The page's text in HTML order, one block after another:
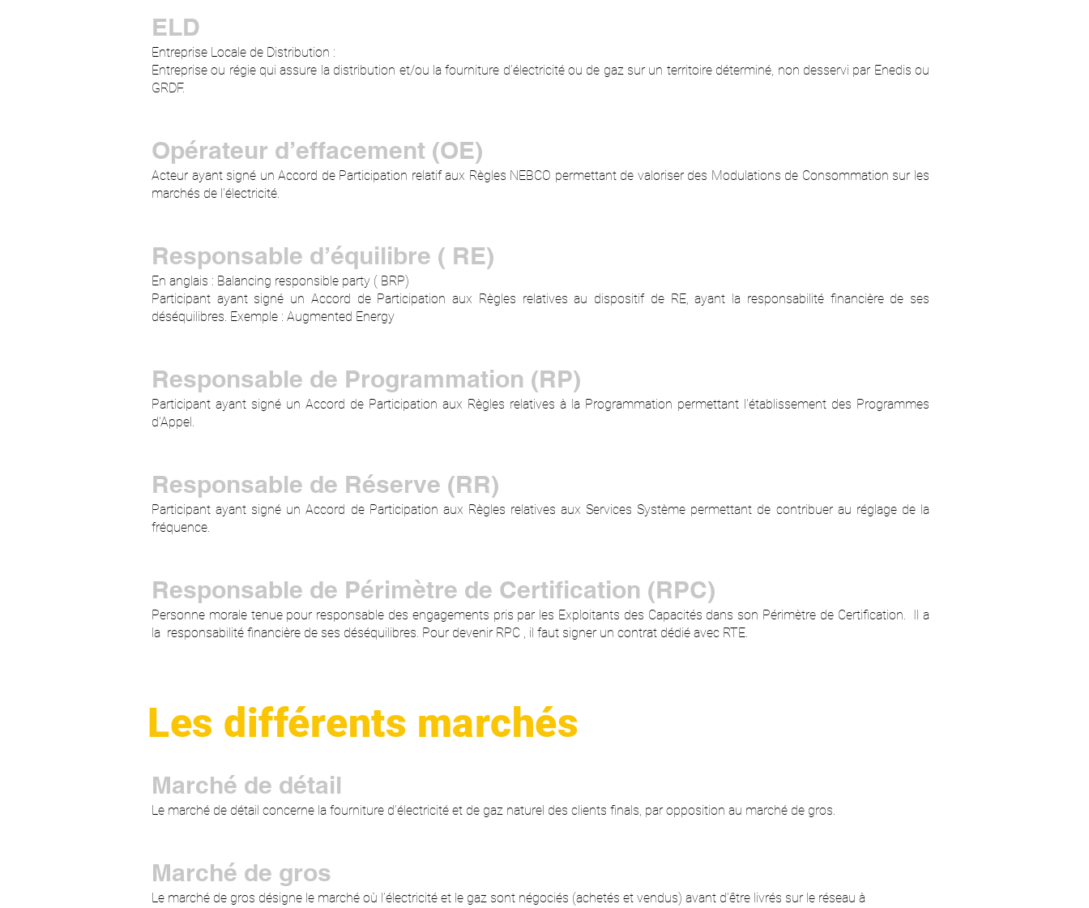
ELD
Entreprise Locale de Distribution :
Entreprise ou régie qui assure la distribution et/ou la fourniture d’électricité ou de gaz sur un territoire déterminé, non desservi par Enedis ou
GRDF.
Opérateur d’effacement (OE)
Acteur ayant signé un Accord de Participation relatif aux Règles NEBCO permettant de valoriser des Modulations de Consommation sur les
marchés de l'électricité.
Responsable d’équilibre ( RE)
En anglais : Balancing responsible party ( BRP)
Participant ayant signé un Accord de Participation aux Règles relatives au dispositif de RE, ayant la responsabilité financière de ses
déséquilibres. Exemple : Augmented Energy
Responsable de Programmation (RP)
Participant ayant signé un Accord de Participation aux Règles relatives à la Programmation permettant l'établissement des Programmes
d'Appel.
Responsable de Réserve (RR)
Participant ayant signé un Accord de Participation aux Règles relatives aux Services Système permettant de contribuer au réglage de la
fréquence.
Responsable de Périmètre de Certification (RPC)
Personne morale tenue pour responsable des engagements pris par les Exploitants des Capacités dans son Périmètre de Certification. Il a
la responsabilité financière de ses déséquilibres. Pour devenir RPC , il faut signer un contrat dédié avec RTE.
Les différents marchés
Marché de détail
Le marché de détail concerne la fourniture d’électricité et de gaz naturel des clients finals, par opposition au marché de gros.
Marché de gros
Le marché de gros désigne le marché où l’électricité et le gaz sont négociés (achetés et vendus) avant d’être livrés sur le réseau à